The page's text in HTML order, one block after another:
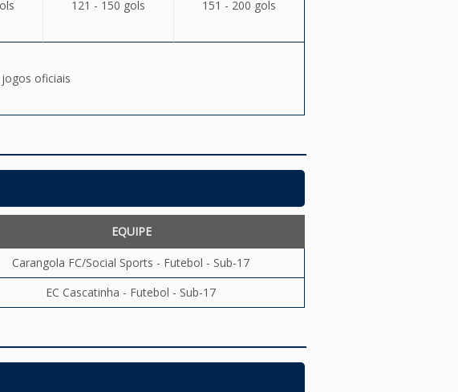
121 - 150 gols 151 - 200 gols
oficiais
EQUIPE
Carangola FC/Social Sports - Futebol - Sub-17
EC Cascatinha - Futebol - Sub-17